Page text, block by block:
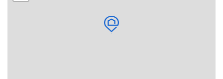
که شما با دیدن نمای ظاهری جذب آن می‌شوید و به کل مصالح و سازه را